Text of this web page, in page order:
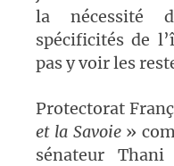
la nécessité
spécificités de
pas y voir les
Protectorat
et la Savoie»
sénateur